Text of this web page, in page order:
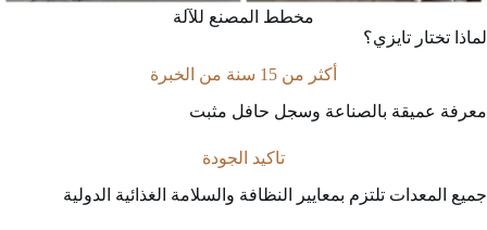
مخطط المصنع للآلة
لماذا تختار تايزي؟
أكثر من 15 سنة من الخبرة
معرفة عميقة بالصناعة وسجل حافل مثبت
تاكيد الجودة
جميع المعدات تلتزم بمعايير النظافة والسلامة الغذائية الدولية